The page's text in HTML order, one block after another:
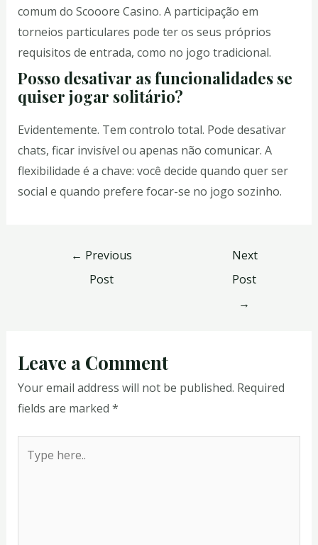
comum do Scooore Casino. A participação em
torneios particulares pode ter os seus próprios
requisitos de entrada, como no jogo tradicional.
Posso desativar as funcionalidades se
quiser jogar solitário?
Evidentemente. Tem controlo total. Pode desativar
chats, ficar invisível ou apenas não comunicar. A
flexibilidade é a chave: você decide quando quer ser
social e quando prefere focar-se no jogo sozinho.
← Previous
Post
Next
Post
→
Leave a Comment
Your email address will not be published. Required
fields are marked *
here..